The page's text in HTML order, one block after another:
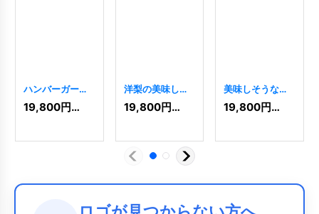
ハンバーガーの
美味しそうなロ
ゴ [3649
19,800円(税込)
洋梨の美味しそ
うなロゴ [1978
19,800円(税込)
美味しそうなケ
ーキのロゴ
[6115]
19,800円(税込)